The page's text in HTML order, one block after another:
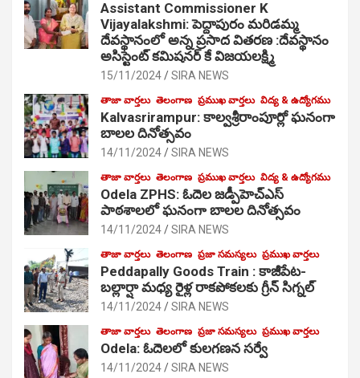
Assistant Commissioner K
Vijayalakshmi: పెద్దాపురం మరిడమ్మ
దేవస్థానంలో అన్న ప్రసాద వితరణ :దేవస్థానం
అసిస్టెంట్ కమిషనర్ కే విజయలక్ష్మి
15/11/2024 SIRA NEWS
తాజా వార్తలు తెలంగాణ ప్రముఖ వార్తలు విద్య & ఉద్యోగము
Kalvasrirampur: కాల్వశ్రీరాంపూర్లో ఘనంగా
బాలల దినోత్సవం
14/11/2024 SIRA NEWS
తాజా వార్తలు తెలంగాణ ప్రముఖ వార్తలు విద్య & ఉద్యోగము
Odela ZPHS: ఓదెల జ‌డ్పీహెచ్ఎస్
పాఠ‌శాల‌లో ఘనంగా బాలల దినోత్సవం
14/11/2024 SIRA NEWS
తాజా వార్తలు తెలంగాణ ప్రజా సమస్యలు ప్రముఖ వార్తలు
Peddapally Goods Train : కాజీపేట-
బల్లార్షా మధ్య రైళ్ల రాకపోకలకు గ్రీన్ సిగ్నల్
14/11/2024 SIRA NEWS
తాజా వార్తలు తెలంగాణ ప్రజా సమస్యలు ప్రముఖ వార్తలు
Odela: ఓదెలలో కులగణన సర్వే
14/11/2024 SIRA NEWS